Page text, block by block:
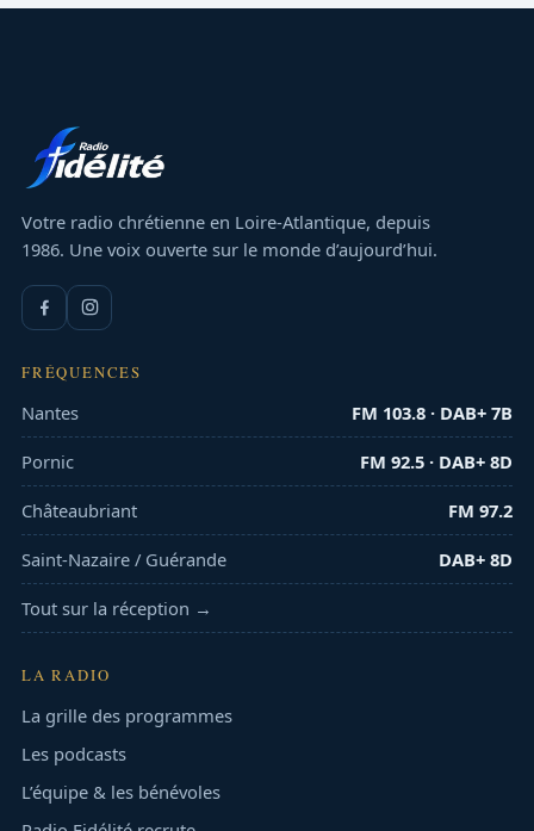
Votre radio chrétienne en Loire-Atlantique, depuis
1986. Une voix ouverte sur le monde d’aujourd’hui.
FRÉQUENCES
Nantes FM 103.8 · DAB+ 7B
Pornic FM 92.5 · DAB+ 8D
Châteaubriant FM 97.2
Saint-Nazaire / Guérande DAB+ 8D
Tout sur la réception →
LA RADIO
La grille des programmes
Les podcasts
L’équipe & les bénévoles